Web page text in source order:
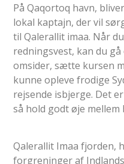
På Qaqortoq havn,
lokal kaptajn, der vil
til Qalerallit imaa. Når
redningsvest, kan du
omsider, sætte kursen
kunne opleve frodige
rejsende isbjerge. Det
så hold godt øje mellem
Qalerallit Imaa fjorden,
forgreninger af